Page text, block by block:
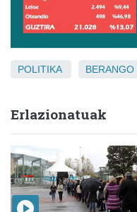
POLITIKA BERANGO
Erlazionatuak